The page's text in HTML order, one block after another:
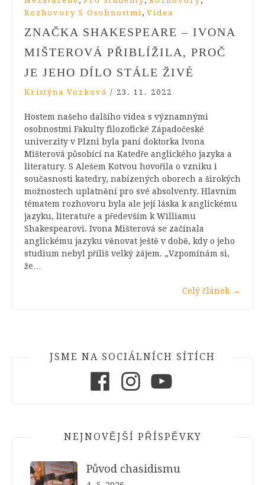
Rozhovory S Osobnostmi, Videa
ZNAČKA SHAKESPEARE – IVONA
MIŠTEROVÁ PŘIBLÍŽILA, PROČ
JE JEHO DÍLO STÁLE ŽIVÉ
Kristýna Vozková / 23. 11. 2022
Hostem našeho dalšího videa s významnými
osobnostmi Fakulty filozofické Západočeské
univerzity v Plzni byla paní doktorka Ivona
Mišterová působící na Katedře anglického jazyka a
literatury. S Alešem Kotvou hovořila o vzniku i
současnosti katedry, nabízených oborech a širokých
možnostech uplatnění pro své absolventy. Hlavním
tématem rozhovoru byla ale její láska k anglickému
jazyku, literatuře a především k Williamu
Shakespearovi. Ivona Mišterová se začínala
anglickému jazyku věnovat ještě v době, kdy o jeho
studium nebyl příliš velký zájem. „Vzpomínám si,
že…
Celý článek →
JSME NA SOCIÁLNÍCH SÍTÍCH
NEJNOVĚJŠÍ PŘÍSPĚVKY
Původ chasidismu